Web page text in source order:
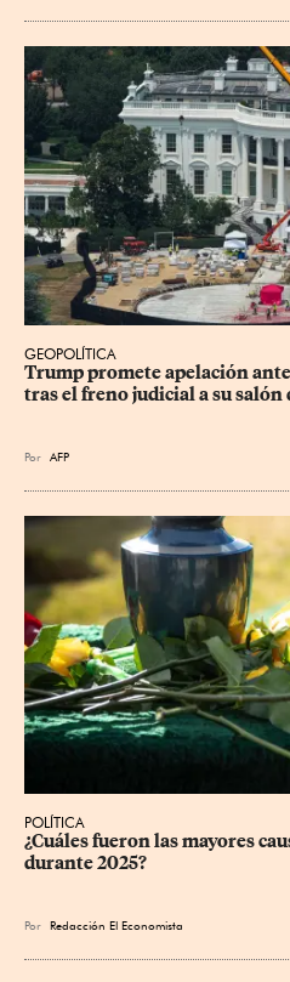
GEOPOLÍTICA
Trump promete apelación
tras el freno judicial a su salón
Por AFP
POLÍTICA
¿Cuáles fueron las mayores
durante 2025?
Por Redacción El Economista